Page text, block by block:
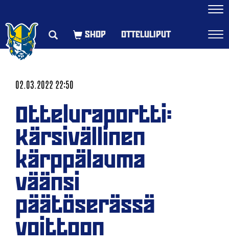
OTTELULIPUT
02.03.2022 22:50
Otteluraportti:
Kärsivällinen
kärppälauma
väänsi
päätöserässä
voittoon